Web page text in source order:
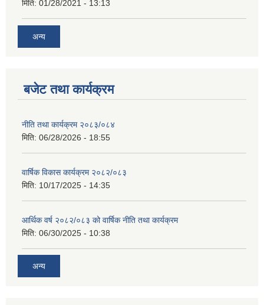
मिति: 01/28/2021 - 13:13
अन्य
बजेट तथा कार्यक्रम
नीति तथा कार्यक्रम २०८३/०८४
मिति: 06/28/2026 - 18:55
वार्षिक विकास कार्यक्रम २०८२/०८३
मिति: 10/17/2025 - 14:35
आर्थिक वर्ष २०८२/०८३ को वार्षिक नीति तथा कार्यक्रम
मिति: 06/30/2025 - 10:38
अन्य